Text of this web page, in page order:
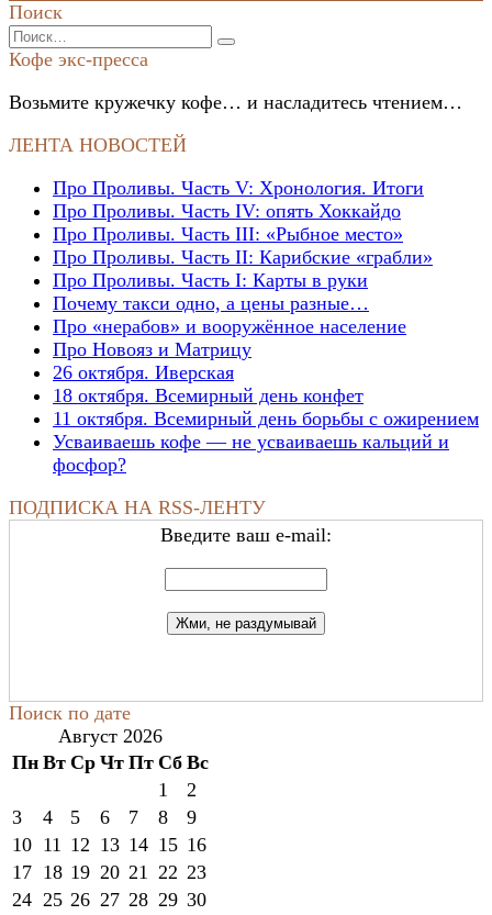
Поиск
Search
for:
Кофе экс-пресса
Возьмите кружечку кофе… и насладитесь чтением…
ЛЕНТА НОВОСТЕЙ
Про Проливы. Часть V: Хронология. Итоги
Про Проливы. Часть IV: опять Хоккайдо
Про Проливы. Часть III: «Рыбное место»
Про Проливы. Часть II: Карибские «грабли»
Про Проливы. Часть I: Карты в руки
Почему такси одно, а цены разные…
Про «нерабов» и вооружённое население
Про Новояз и Матрицу
26 октября. Иверская
18 октября. Всемирный день конфет
11 октября. Всемирный день борьбы с ожирением
Усваиваешь кофе — не усваиваешь кальций и
фосфор?
ПОДПИСКА НА RSS-ЛЕНТУ
Введите ваш e-mail:
Поиск по дате
Август 2026
Пн Вт Ср Чт Пт Сб Вс
1
2
3
4 5 6 7 8
9
10 11 12 13 14 15 16
17 18 19 20 21 22 23
24 25 26 27 28 29 30